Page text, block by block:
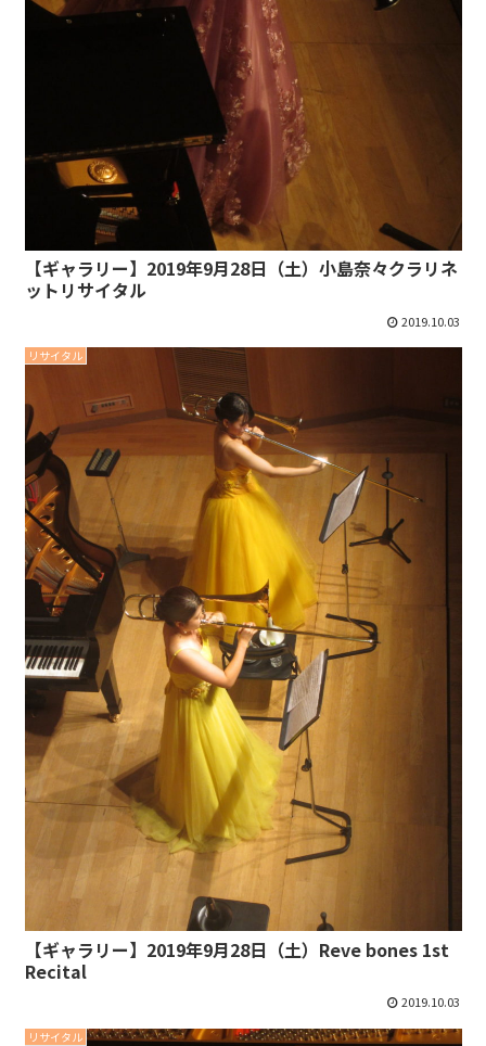
【ギャラリー】2019年9月28日（土）小島奈々クラリネ
ットリサイタル
2019.10.03
リサイタル
【ギャラリー】2019年9月28日（土）Reve bones 1st
Recital
2019.10.03
リサイタル